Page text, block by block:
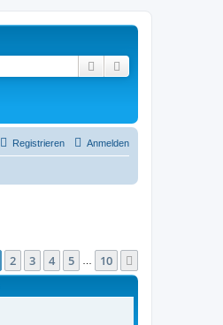
Suche
Anmelden
Registrieren
von10
2 3 4 5 10